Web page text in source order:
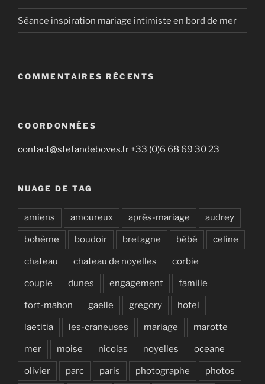
Séance inspiration mariage intimiste en bord de mer
COMMENTAIRES RÉCENTS
COORDONNÉES
contact@stefandeboves.fr +33 (0)6 68 69 30 23
NUAGE DE TAG
amiens amoureux après-mariage audrey
bohème boudoir bretagne bébé celine
chateau chateau de noyelles corbie
couple dunes engagement famille
fort-mahon gaelle gregory hotel
laetitia les-craneuses mariage marotte
mer moise nicolas noyelles oceane
olivier parc paris photographe photos